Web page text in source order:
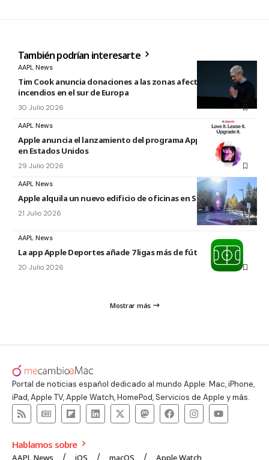
También podrían interesarte
AAPL News
Tim Cook anuncia donaciones a las zonas afectadas por los
incendios en el sur de Europa
30 Julio 2026
AAPL News
Apple anuncia el lanzamiento del programa Apple Upgrade
en Estados Unidos
29 Julio 2026
AAPL News
Apple alquila un nuevo edificio de oficinas en Sunnyvale
21 Julio 2026
AAPL News
La app Apple Deportes añade 7 ligas más de fútbol
20 Julio 2026
Mostrar más
Portal de noticias español dedicado al mundo Apple: Mac, iPhone,
iPad, Apple TV, Apple Watch, HomePod, Servicios de Apple y más.
Hablamos sobre
AAPL News iOS macOS Apple Watch